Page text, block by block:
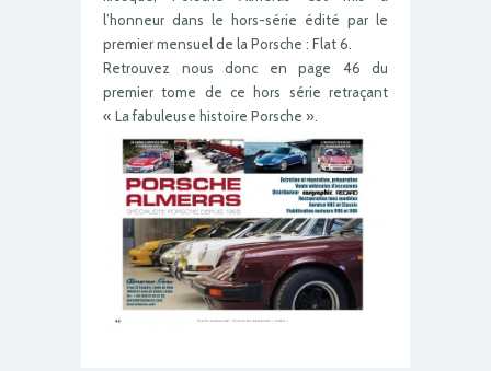
l’honneur dans le hors-série édité par le
premier mensuel de la Porsche : Flat 6.
Retrouvez nous donc en page 46 du
premier tome de ce hors série retraçant
« La fabuleuse histoire Porsche ».